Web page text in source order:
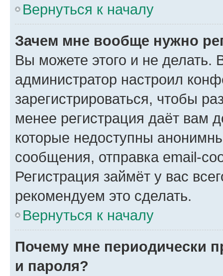
Вернуться к началу
Зачем мне вообще нужно
Вы можете этого и не делать.
администратор настроил
зарегистрироваться, чтобы
менее регистрация даёт вам
которые недоступны
сообщения, отправка email-
Регистрация займёт у вас
рекомендуем это сделать.
Вернуться к началу
Почему мне периодически
и пароля?